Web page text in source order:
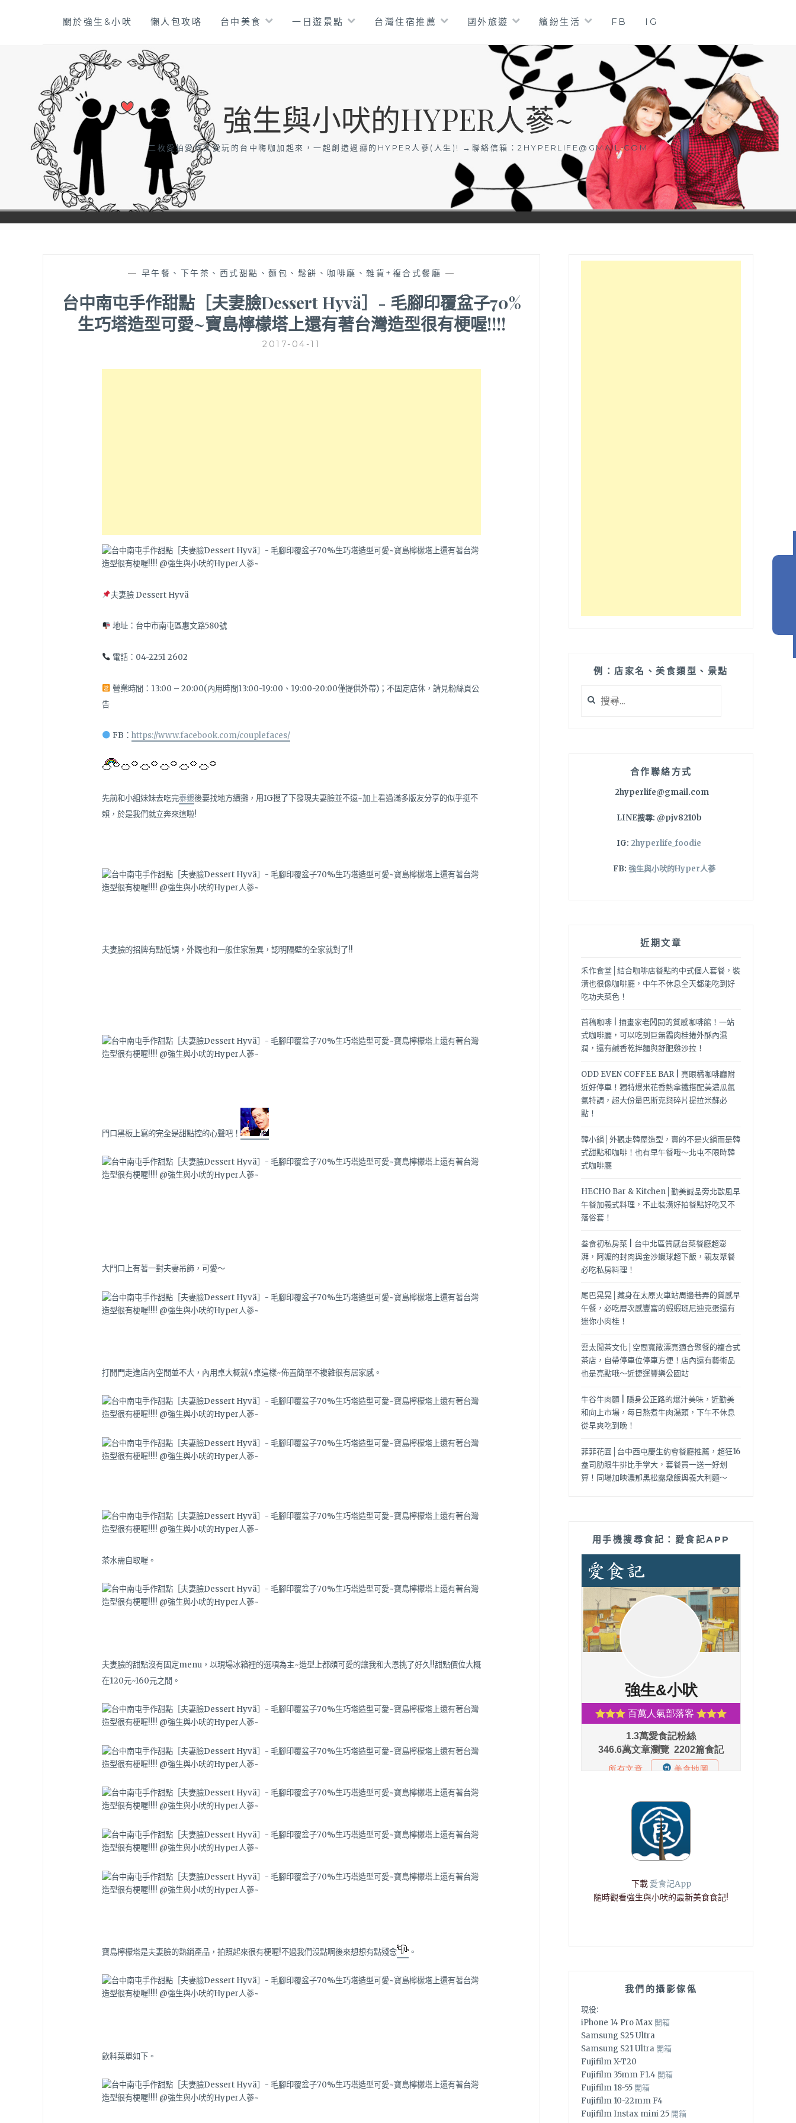
關於強生&小吠 懶人包攻略 台中美食 一日遊景點 台灣住宿推薦 國外旅遊 繽紛生活 FB IG
強生與小吠的HYPER人蔘~
二枚愛拍愛吃又愛玩的台中嗨咖加起來，一起創造過癮的HYPER人蔘(人生)! →聯絡信箱： 2HYPERLIFE@GMAIL.COM
— 早午餐、下午茶、西式甜點、麵包、鬆餅、咖啡廳、雜貨+複合式餐廳 —
台中南屯手作甜點［夫妻臉Dessert Hyvä］- 毛腳印覆盆子70%
生巧塔造型可愛~寶島檸檬塔上還有著台灣造型很有梗喔!!!!
2017-04-11
夫妻臉 Dessert Hyvä
地址：台中市南屯區惠文路580號
電話：04-2251 2602
營業時間：13:00 – 20:00(內用時間13:00-19:00、19:00-20:00僅提供外帶)；不固定店休，請見粉絲頁公
告
FB：https://www.facebook.com/couplefaces/
先前和小組妹妹去吃完泰鍍後要找地方續攤，用IG搜了下發現夫妻臉並不遠~加上看過滿多版友分享的似乎挺不
賴，於是我們就立奔來這啦!
夫妻臉的招牌有點低調，外觀也和一般住家無異，認明隔壁的全家就對了!!
門口黑板上寫的完全是甜點控的心聲吧！
大門口上有著一對夫妻吊飾，可愛～
打開門走進店內空間並不大，內用桌大概就4桌這樣~佈置簡單不複雜很有居家感。
茶水需自取喔。
夫妻臉的甜點沒有固定menu，以現場冰箱裡的選項為主~造型上都頗可愛的讓我和大恩挑了好久!!甜點價位大概
在120元~160元之間。
寶島檸檬塔是夫妻臉的熱銷產品，拍照起來很有梗喔!不過我們沒點啊後來想想有點殘念 。
飲料菜單如下。
例：店家名、美食類型、景點
尋
合作聯絡方式
2hyperlife@gmail.com
LINE搜尋: @pjv8210b
IG: 2hyperlife_foodie
FB: 強生與小吠的Hyper人蔘
近期文章
禾作食堂│結合咖啡店餐點的中式個人套餐，裝
潢也很像咖啡廳，中午不休息全天都能吃到好
吃功夫菜色！
首稿咖啡 | 插畫家老闆開的質感咖啡館！一站
式咖啡廳，可以吃到巨無霸肉桂捲外酥內濕
潤，還有鹹香乾拌麵與舒肥雞沙拉！
ODD EVEN COFFEE BAR | 亮眼橘咖啡廳附
近好停車！獨特爆米花香熱拿鐵搭配美濃瓜氮
氣特調，超大份量巴斯克與碎片提拉米蘇必
點！
韓小鍋│外觀走韓屋造型，賣的不是火鍋而是韓
式甜點和咖啡！也有早午餐哦～北屯不限時韓
式咖啡廳
HECHO Bar & Kitchen│勤美誠品旁北歐風早
午餐加義式料理，不止裝潢好拍餐點好吃又不
落俗套！
叁食初私房菜 | 台中北區質感台菜餐廳超澎
湃，阿嬤的封肉與金沙蝦球超下飯，親友聚餐
必吃私房料理！
尾巴晃晃│藏身在太原火車站周邊巷弄的質感早
午餐，必吃層次感豐富的蝦蝦班尼迪克蛋還有
迷你小肉桂！
雲太閒茶文化│空間寬敞漂亮適合聚餐的複合式
茶店，自帶停車位停車方便！店內還有藝術品
也是亮點哦～近捷運豐樂公園站
牛谷牛肉麵 | 隱身公正路的爆汁美味，近勤美
和向上市場，每日熬煮牛肉湯頭，下午不休息
從早爽吃到晚！
菲菲花園│台中西屯慶生約會餐廳推薦，超狂16
盎司肋眼牛排比手掌大，套餐買一送一好划
算！同場加映濃郁黑松露燉飯與義大利麵～
用手機搜尋食記：愛食記APP
下載 愛食記App
隨時觀看強生與小吠的最新美食食記!
我們的攝影傢俬
現役:
iPhone 14 Pro Max 開箱
Samsung S25 Ultra
Samsung S21 Ultra 開箱
Fujifilm X-T20
Fujifilm 35mm F1.4 開箱
Fujifilm 18-55 開箱
Fujifilm 10-22mm F4
Fujifilm Instax mini 25 開箱